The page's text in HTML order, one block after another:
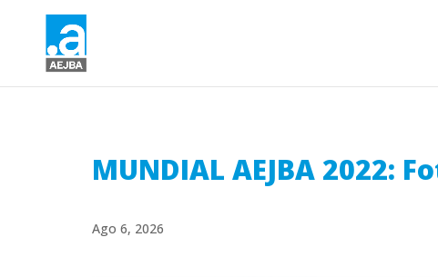
MUNDIAL AEJBA 2022:
Ago 6, 2026